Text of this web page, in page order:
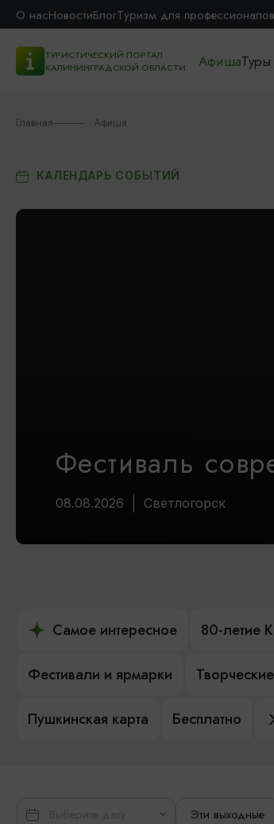
О насНовостиБлогТуризм для профессионалов
ТУРИСТИЧЕСКИЙ ПОРТАЛ
КАЛИНИНГРАДСКОЙ ОБЛАСТИ
АфишаТуры
Главная Афиша
КАЛЕНДАРЬ СОБЫТИЙ
Фестиваль
08.08.2026 Светлогорск
Самое интересное 80-летие
Фестивали и ярмарки
Пушкинская карта Бесплатно
Эти выходные